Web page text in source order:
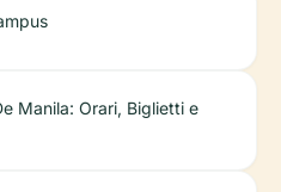
Manila: Orari, Biglietti e